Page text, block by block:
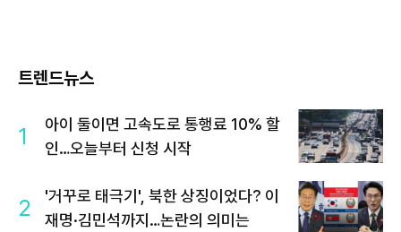
트렌드뉴스
1
아이 둘이면 고속도로 통행료 10% 할
인…오늘부터 신청 시작
2
'거꾸로 태극기', 북한 상징이었다? 이
재명·김민석까지…논란의 의미는